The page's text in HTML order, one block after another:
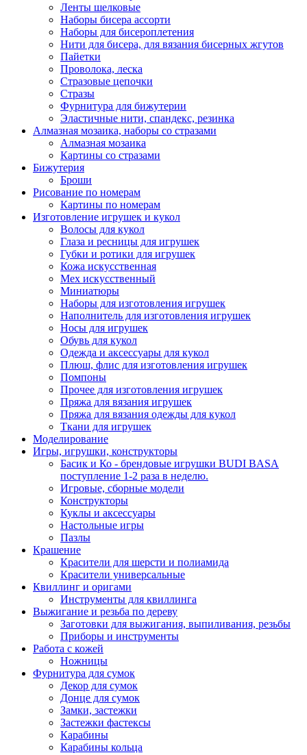
Ленты шелковые
Наборы бисера ассорти
Наборы для бисероплетения
Нити для бисера, для вязания бисерных жгутов
Пайетки
Проволока, леска
Стразовые цепочки
Стразы
Фурнитура для бижутерии
Эластичные нити, спандекс, резинка
Алмазная мозаика, наборы со стразами
Алмазная мозаика
Картины co стразами
Бижутерия
Броши
Рисование по номерам
Картины по номерам
Изготовление игрушек и кукол
Волосы для кукол
Глаза и ресницы для игрушек
Губки и ротики для игрушек
Кожа искусственная
Мех искусственный
Миниатюры
Наборы для изготовления игрушек
Наполнитель для изготовления игрушек
Носы для игрушек
Обувь для кукол
Одежда и аксессуары для кукол
Плюш, флис для изготовления игрушек
Помпоны
Прочее для изготовления игрушек
Пряжа для вязания игрушек
Пряжа для вязания одежды для кукол
Ткани для игрушек
Моделирование
Игры, игрушки, конструкторы
Басик и Ко - брендовые игрушки BUDI BASA
поступление 1-2 раза в неделю.
Игровые, сборные модели
Конструкторы
Куклы и аксессуары
Настольные игры
Пазлы
Крашение
Красители для шерсти и полиамида
Красители универсальные
Квиллинг и оригами
Инструменты для квиллинга
Выжигание и резьба по дереву
Заготовки для выжигания, выпиливания, резьбы
Приборы и инструменты
Работа с кожей
Ножницы
Фурнитура для сумок
Декор для сумок
Донце для сумок
Замки, застежки
Застежки фастексы
Карабины
Карабины кольца